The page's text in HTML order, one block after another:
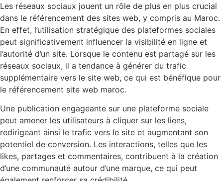
Les réseaux sociaux jouent un rôle de plus en plus crucial
dans le référencement des sites web, y compris au Maroc.
En effet, l’utilisation stratégique des plateformes sociales
peut significativement influencer la visibilité en ligne et
l’autorité d’un site. Lorsque le contenu est partagé sur les
réseaux sociaux, il a tendance à générer du trafic
supplémentaire vers le site web, ce qui est bénéfique pour
le référencement site web maroc.
Une publication engageante sur une plateforme sociale
peut amener les utilisateurs à cliquer sur les liens,
redirigeant ainsi le trafic vers le site et augmentant son
potentiel de conversion. Les interactions, telles que les
likes, partages et commentaires, contribuent à la création
d’une communauté autour d’une marque, ce qui peut